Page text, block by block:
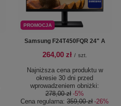
PROMOCJA
Samsung F24T450FQR 24" A
264,00 zł / szt.
Najniższa cena produktu w
okresie 30 dni przed
wprowadzeniem obniżki:
278,00 zł -5%
Cena regularna: 359,00 zł -26%